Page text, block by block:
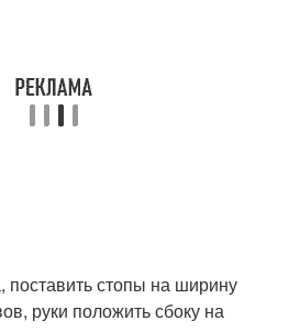
поставить стопы на ширину
руки положить сбоку на